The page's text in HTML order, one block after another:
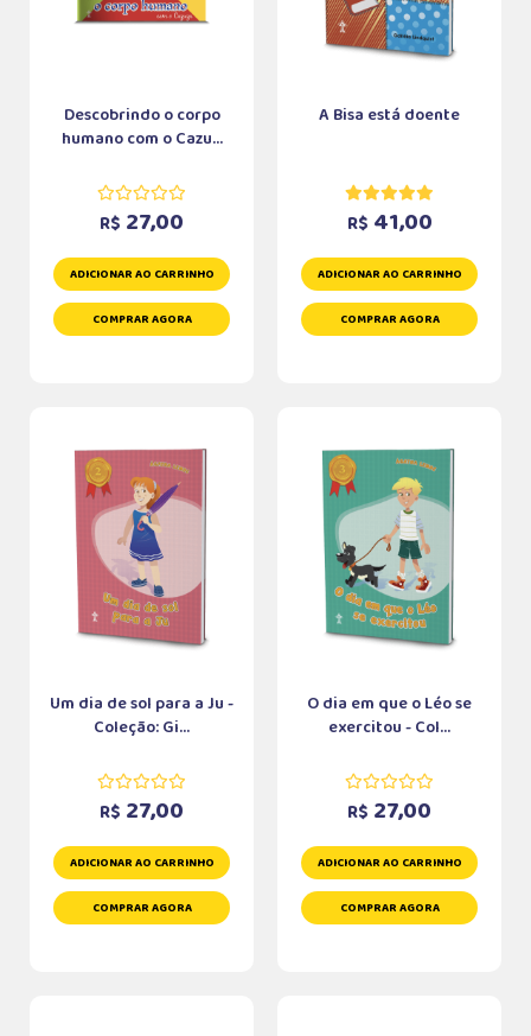
Descobrindo o corpo
humano com o Cazu...
R$ 27,00
ADICIONAR AO CARRINHO
COMPRAR AGORA
A Bisa está doente
R$ 41,00
ADICIONAR AO CARRINHO
COMPRAR AGORA
Um dia de sol para a Ju -
Coleção: Gi...
R$ 27,00
ADICIONAR AO CARRINHO
COMPRAR AGORA
O dia em que o Léo se
exercitou - Col...
R$ 27,00
ADICIONAR AO CARRINHO
COMPRAR AGORA